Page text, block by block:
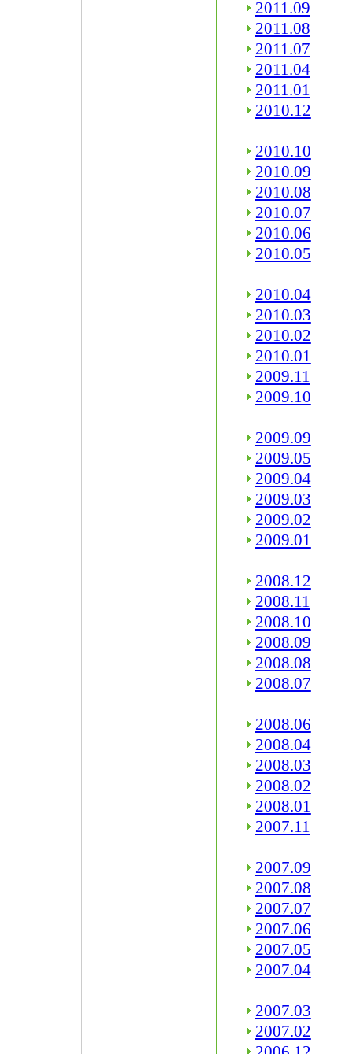
2011.09
2011.08
2011.07
2011.04
2011.01
2010.12
2010.10
2010.09
2010.08
2010.07
2010.06
2010.05
2010.04
2010.03
2010.02
2010.01
2009.11
2009.10
2009.09
2009.05
2009.04
2009.03
2009.02
2009.01
2008.12
2008.11
2008.10
2008.09
2008.08
2008.07
2008.06
2008.04
2008.03
2008.02
2008.01
2007.11
2007.09
2007.08
2007.07
2007.06
2007.05
2007.04
2007.03
2007.02